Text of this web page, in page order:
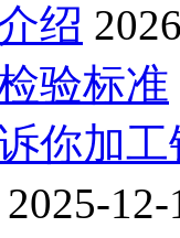
绍
验标准
你加
2025-12-